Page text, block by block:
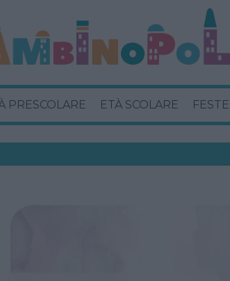
PRESCOLARE ETÀ SCOLARE FESTE